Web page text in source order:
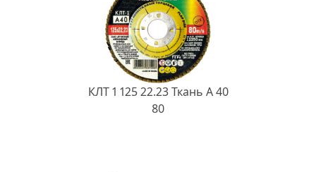
КЛТ 1 125 22.23 Ткань A 40
80